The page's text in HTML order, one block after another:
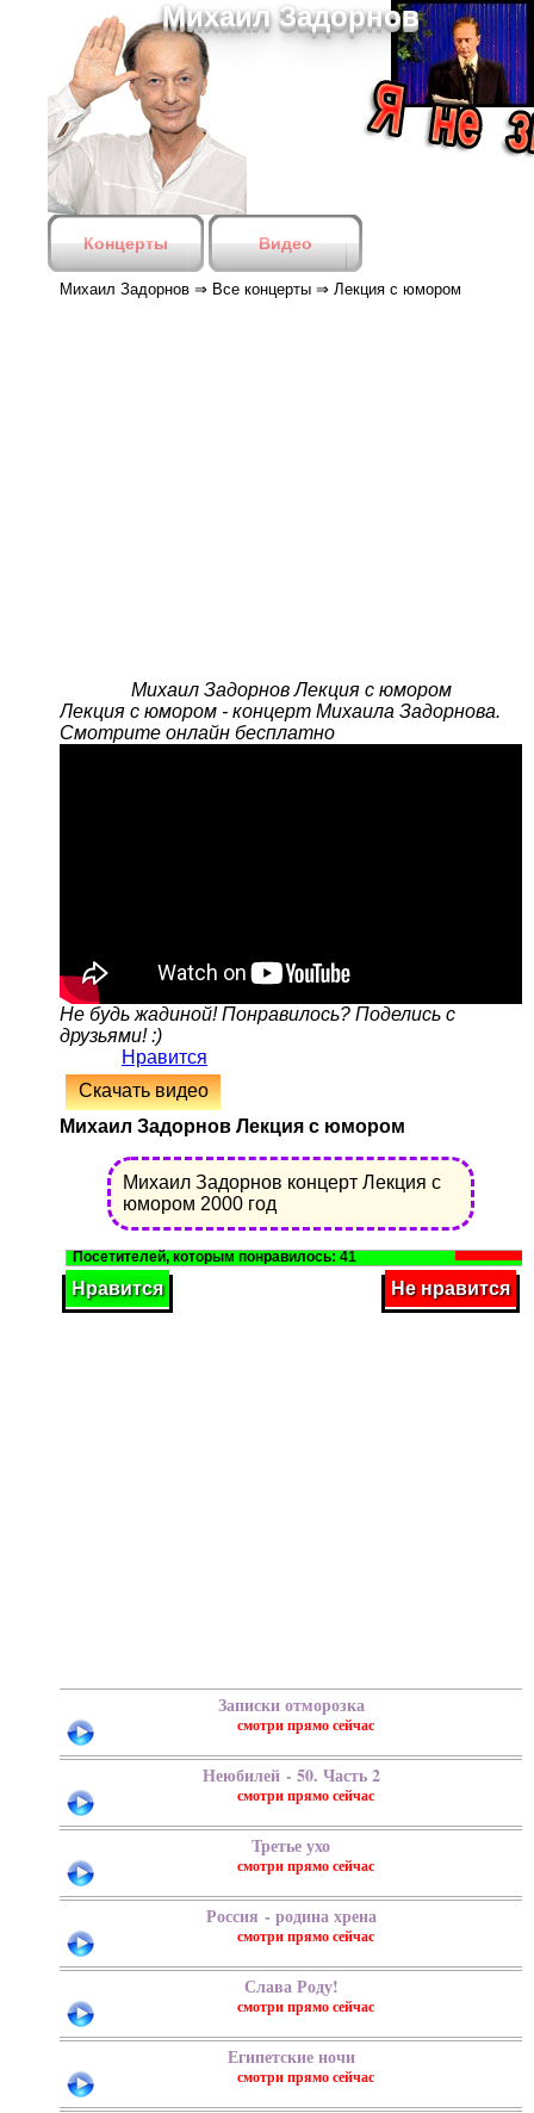
Михаил Задорнов
Концерты Видео
Михаил Задорнов ⇒ Все концерты ⇒ Лекция с юмором
Михаил Задорнов Лекция с юмором
Лекция с юмором - концерт Михаила Задорнова.
Смотрите онлайн бесплатно
Не будь жадиной! Понравилось? Поделись с
друзьями! :)
Нравится
Скачать видео
Михаил Задорнов Лекция с юмором
Михаил Задорнов концерт Лекция с
юмором 2000 год
41
Записки отморозка
Неюбилей - 50. Часть 2
Третье ухо
Россия - родина хрена
Слава Роду!
Египетские ночи